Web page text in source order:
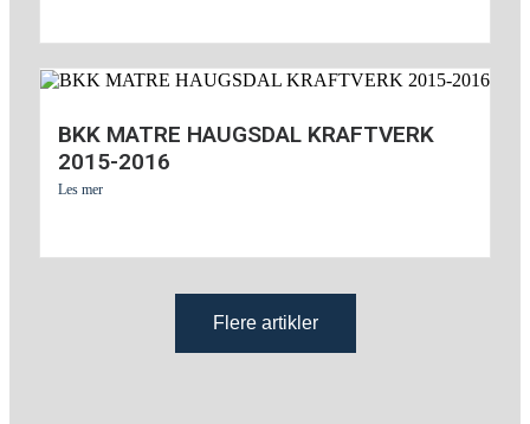
BKK MATRE HAUGSDAL KRAFTVERK
2015-2016
Les mer
Flere artikler